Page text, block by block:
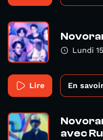
Lundi
Lire En
avec